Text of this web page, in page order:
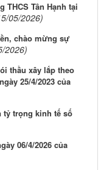
THCS Tân Hạnh tại
05/2026)
chào mừng sự
2026)
thầu xây lắp theo
25/4/2023 của
tỷ trọng kinh tế số
06/4/2026 của